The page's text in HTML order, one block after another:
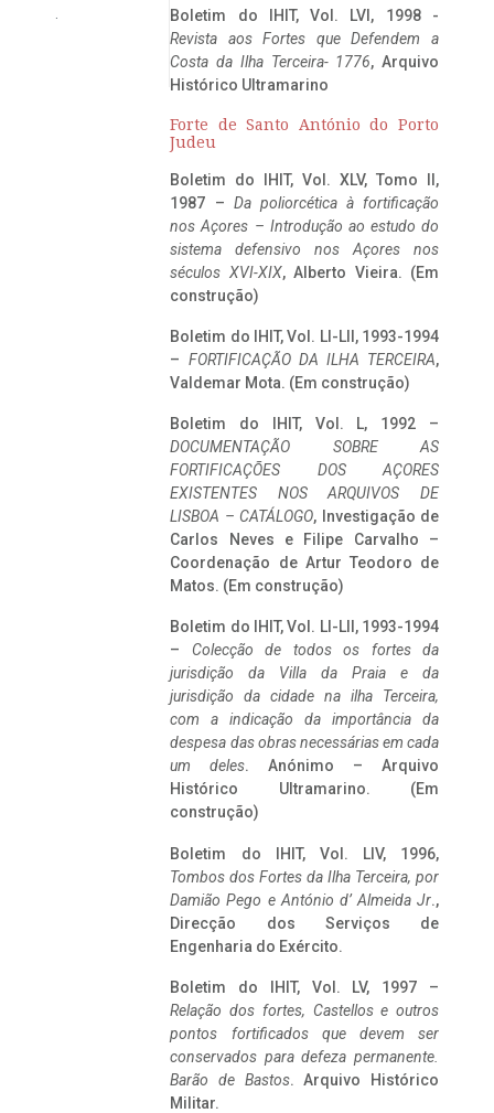
Boletim do IHIT, Vol. LVI, 1998 -
Revista aos Fortes que Defendem a
Costa da Ilha Terceira- 1776, Arquivo
Histórico Ultramarino
Forte de Santo António do Porto
Judeu
Boletim do IHIT, Vol. XLV, Tomo II,
1987 – Da poliorcética à fortificação
nos Açores – Introdução ao estudo do
sistema defensivo nos Açores nos
séculos XVI-XIX, Alberto Vieira. (Em
construção)
Boletim do IHIT, Vol. LI-LII, 1993-1994
– FORTIFICAÇÃO DA ILHA TERCEIRA,
Valdemar Mota. (Em construção)
Boletim do IHIT, Vol. L, 1992 –
DOCUMENTAÇÃO SOBRE AS
FORTIFICAÇÕES DOS AÇORES
EXISTENTES NOS ARQUIVOS DE
LISBOA – CATÁLOGO, Investigação de
Carlos Neves e Filipe Carvalho –
Coordenação de Artur Teodoro de
Matos. (Em construção)
Boletim do IHIT, Vol. LI-LII, 1993-1994
– Colecção de todos os fortes da
jurisdição da Villa da Praia e da
jurisdição da cidade na ilha Terceira,
com a indicação da importância da
despesa das obras necessárias em cada
um deles. Anónimo – Arquivo
Histórico Ultramarino. (Em
construção)
Boletim do IHIT, Vol. LIV, 1996,
Tombos dos Fortes da Ilha Terceira, por
Damião Pego e António d’ Almeida Jr.,
Direcção dos Serviços de
Engenharia do Exército.
Boletim do IHIT, Vol. LV, 1997 –
Relação dos fortes, Castellos e outros
pontos fortificados que devem ser
conservados para defeza permanente.
Barão de Bastos. Arquivo Histórico
Militar.